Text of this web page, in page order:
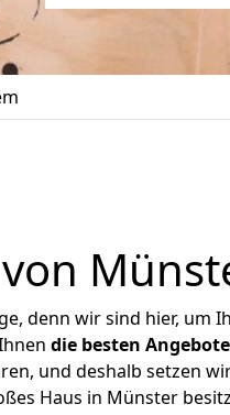
denn wir sind hier, um
die besten
und deshalb setzen
Haus in Münster